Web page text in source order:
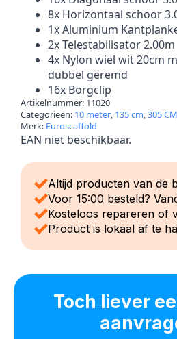
8x Horizontaal schoor
1x Aluminium
2x Telestabilisator 2.00m
4x Nylon wiel wit 20cm
dubbel geremd
16x Borgclip
Artikelnummer: 11020
Categorieën: 10 meter, 135 cm,305 CM
Merk: Euroscaffold
EAN niet beschikbaar.
Altijd producten van de
Voor 15:00 besteld?
Kosteloos repareren of
Product is lokaal af te
Toch liever